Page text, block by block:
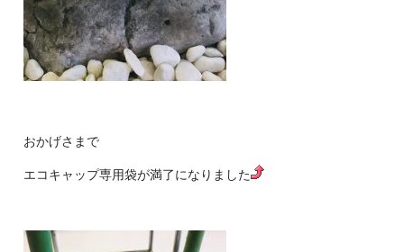
おかげさまで
エコキャップ専用袋が満了になりました